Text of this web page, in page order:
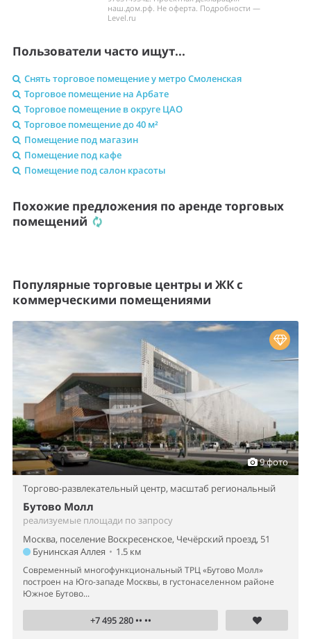
наш.дом.рф. Не оферта. Подробности —
Level.ru
Пользователи часто ищут...
Снять торговое помещение у метро Смоленская
Торговое помещение на Арбате
Торговое помещение в округе ЦАО
Торговое помещение до 40 м²
Помещение под магазин
Помещение под кафе
Помещение под салон красоты
Похожие предложения по аренде торговых
помещений
Популярные торговые центры и ЖК с
коммерческими помещениями
9 фото
Торгово-развлекательный центр, масштаб региональный
Бутово Молл
реализуемые площади по запросу
Москва, поселение Воскресенское, Чечёрский проезд, 51
Бунинская Аллея • 1.5 км
Современный многофункциональный ТРЦ «Бутово Молл»
построен на Юго-западе Москвы, в густонаселенном районе
Южное Бутово...
+7 495 280 •• ••